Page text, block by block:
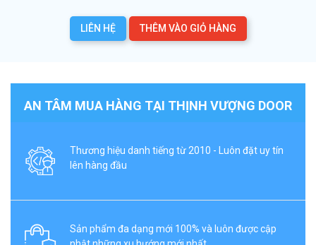
LIÊN HỆ THÊM VÀO GIỎ HÀNG
AN TÂM MUA HÀNG TẠI THỊNH VƯỢNG DOOR
Thương hiệu danh tiếng từ 2010 - Luôn đặt uy tín
lên hàng đầu
Sản phẩm đa dạng mới 100% và luôn được cập